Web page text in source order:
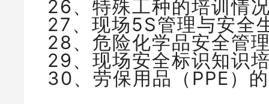
26、特殊工种的培训情
27、现场5S管理与安全
28、危险化学品安全管
29、现场安全标识知识
30、劳保用品（PPE）